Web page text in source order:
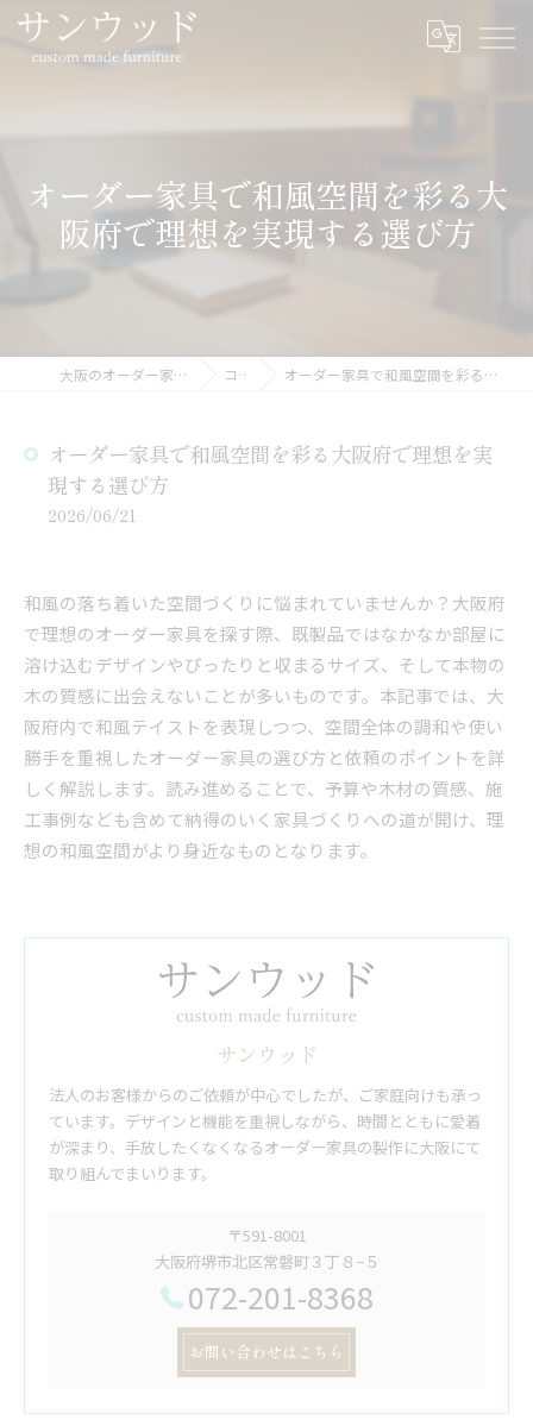
オーダー家具で和風空間を彩る大
阪府で理想を実現する選び方
大阪のオーダー家具ならサンウッド コラム オーダー家具で和風空間を彩る大阪府で理想を実現する選び方
オーダー家具で和風空間を彩る大阪府で理想を実
現する選び方
2026/06/21
和風の落ち着いた空間づくりに悩まれていませんか？大阪府
で理想のオーダー家具を探す際、既製品ではなかなか部屋に
溶け込むデザインやぴったりと収まるサイズ、そして本物の
木の質感に出会えないことが多いものです。本記事では、大
阪府内で和風テイストを表現しつつ、空間全体の調和や使い
勝手を重視したオーダー家具の選び方と依頼のポイントを詳
しく解説します。読み進めることで、予算や木材の質感、施
工事例なども含めて納得のいく家具づくりへの道が開け、理
想の和風空間がより身近なものとなります。
サンウッド
法人のお客様からのご依頼が中心でしたが、ご家庭向けも承っ
ています。デザインと機能を重視しながら、時間とともに愛着
が深まり、手放したくなくなるオーダー家具の製作に大阪にて
取り組んでまいります。
〒591-8001
大阪府堺市北区常磐町３丁８−５
072-201-8368
お問い合わせはこちら